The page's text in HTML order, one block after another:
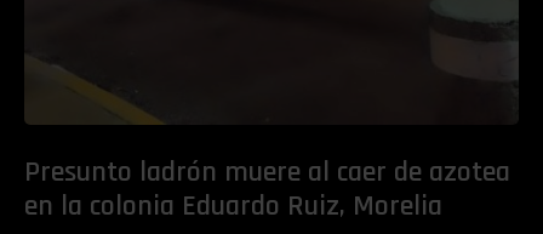
Presunto ladrón muere al caer de azotea
en la colonia Eduardo Ruiz, Morelia